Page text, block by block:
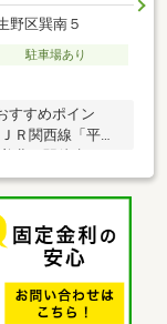
野区巽南５
駐車場あり
すすめポイン
Ｒ関西線「平
ージスペー
パー徒歩２分、
・室内綺麗にお
ｍ（徒歩2分）・
・ウエルシア生
約550ｍ（徒歩9